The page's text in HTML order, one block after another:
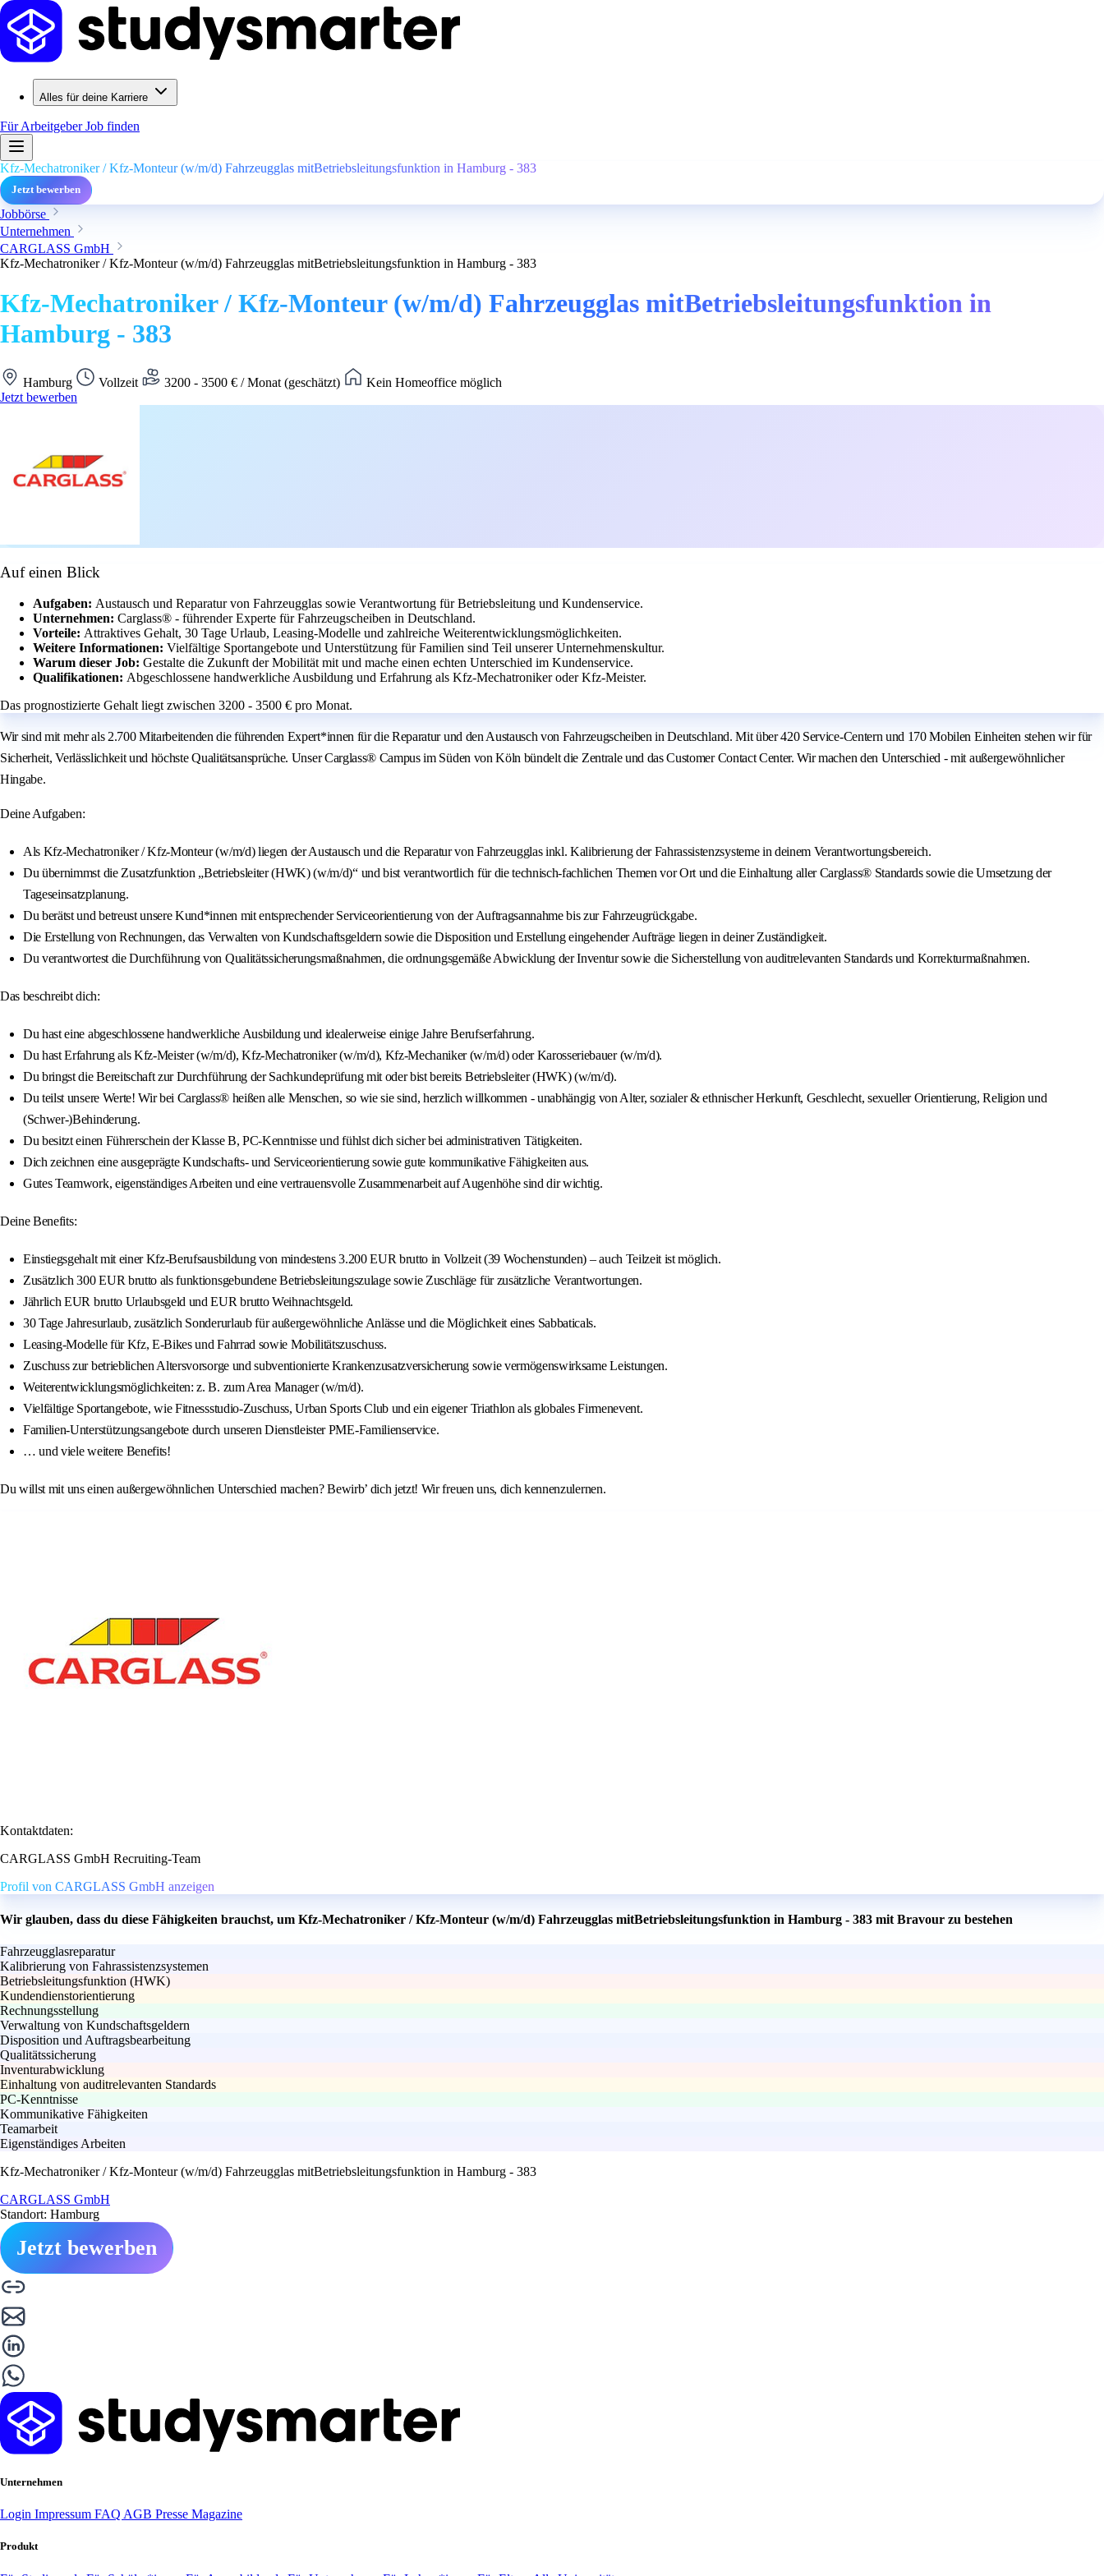
Alles für deine Karriere
Für ArbeitgeberJob finden
Kfz-Mechatroniker / Kfz-Monteur (w/m/d) Fahrzeugglas mitBetriebsleitungsfunktion in Hamburg - 383
Jetzt bewerben
Jobbörse
Unternehmen
CARGLASS GmbH
Kfz-Mechatroniker / Kfz-Monteur (w/m/d) Fahrzeugglas mitBetriebsleitungsfunktion in Hamburg - 383
Kfz-Mechatroniker / Kfz-Monteur (w/m/d) Fahrzeugglas mitBetriebsleitungsfunktion in
Hamburg - 383
Hamburg Vollzeit 3200 - 3500 € / Monat (geschätzt)
Kein Homeoffice möglich
Jetzt bewerben
Auf einen Blick
Aufgaben: Austausch und Reparatur von Fahrzeugglas sowie Verantwortung für Betriebsleitung und Kundenservice.
Unternehmen: Carglass® - führender Experte für Fahrzeugscheiben in Deutschland.
Vorteile: Attraktives Gehalt, 30 Tage Urlaub, Leasing-Modelle und zahlreiche Weiterentwicklungsmöglichkeiten.
Weitere Informationen: Vielfältige Sportangebote und Unterstützung für Familien sind Teil unserer Unternehmenskultur.
Warum dieser Job: Gestalte die Zukunft der Mobilität mit und mache einen echten Unterschied im Kundenservice.
Qualifikationen: Abgeschlossene handwerkliche Ausbildung und Erfahrung als Kfz-Mechatroniker oder Kfz-Meister.
Das prognostizierte Gehalt liegt zwischen 3200 - 3500 € pro Monat.
Wir sind mit mehr als 2.700 Mitarbeitenden die führenden Expert*innen für die Reparatur und den Austausch von Fahrzeugscheiben in Deutschland. Mit über 420 Service-Centern und 170 Mobilen Einheiten stehen wir für
Sicherheit, Verlässlichkeit und höchste Qualitätsansprüche. Unser Carglass® Campus im Süden von Köln bündelt die Zentrale und das Customer Contact Center. Wir machen den Unterschied - mit außergewöhnlicher
Hingabe.
Deine Aufgaben:
Als Kfz-Mechatroniker / Kfz-Monteur (w/m/d) liegen der Austausch und die Reparatur von Fahrzeugglas inkl. Kalibrierung der Fahrassistenzsysteme in deinem Verantwortungsbereich.
Du übernimmst die Zusatzfunktion „Betriebsleiter (HWK) (w/m/d)“ und bist verantwortlich für die technisch-fachlichen Themen vor Ort und die Einhaltung aller Carglass® Standards sowie die Umsetzung der
Tageseinsatzplanung.
Du berätst und betreust unsere Kund*innen mit entsprechender Serviceorientierung von der Auftragsannahme bis zur Fahrzeugrückgabe.
Die Erstellung von Rechnungen, das Verwalten von Kundschaftsgeldern sowie die Disposition und Erstellung eingehender Aufträge liegen in deiner Zuständigkeit.
Du verantwortest die Durchführung von Qualitätssicherungsmaßnahmen, die ordnungsgemäße Abwicklung der Inventur sowie die Sicherstellung von auditrelevanten Standards und Korrekturmaßnahmen.
Das beschreibt dich:
Du hast eine abgeschlossene handwerkliche Ausbildung und idealerweise einige Jahre Berufserfahrung.
Du hast Erfahrung als Kfz-Meister (w/m/d), Kfz-Mechatroniker (w/m/d), Kfz-Mechaniker (w/m/d) oder Karosseriebauer (w/m/d).
Du bringst die Bereitschaft zur Durchführung der Sachkundeprüfung mit oder bist bereits Betriebsleiter (HWK) (w/m/d).
Du teilst unsere Werte! Wir bei Carglass® heißen alle Menschen, so wie sie sind, herzlich willkommen - unabhängig von Alter, sozialer & ethnischer Herkunft, Geschlecht, sexueller Orientierung, Religion und
(Schwer-)Behinderung.
Du besitzt einen Führerschein der Klasse B, PC-Kenntnisse und fühlst dich sicher bei administrativen Tätigkeiten.
Dich zeichnen eine ausgeprägte Kundschafts- und Serviceorientierung sowie gute kommunikative Fähigkeiten aus.
Gutes Teamwork, eigenständiges Arbeiten und eine vertrauensvolle Zusammenarbeit auf Augenhöhe sind dir wichtig.
Deine Benefits:
Einstiegsgehalt mit einer Kfz-Berufsausbildung von mindestens 3.200 EUR brutto in Vollzeit (39 Wochenstunden) – auch Teilzeit ist möglich.
Zusätzlich 300 EUR brutto als funktionsgebundene Betriebsleitungszulage sowie Zuschläge für zusätzliche Verantwortungen.
Jährlich EUR brutto Urlaubsgeld und EUR brutto Weihnachtsgeld.
30 Tage Jahresurlaub, zusätzlich Sonderurlaub für außergewöhnliche Anlässe und die Möglichkeit eines Sabbaticals.
Leasing-Modelle für Kfz, E-Bikes und Fahrrad sowie Mobilitätszuschuss.
Zuschuss zur betrieblichen Altersvorsorge und subventionierte Krankenzusatzversicherung sowie vermögenswirksame Leistungen.
Weiterentwicklungsmöglichkeiten: z. B. zum Area Manager (w/m/d).
Vielfältige Sportangebote, wie Fitnessstudio-Zuschuss, Urban Sports Club und ein eigener Triathlon als globales Firmenevent.
Familien-Unterstützungsangebote durch unseren Dienstleister PME-Familienservice.
… und viele weitere Benefits!
Du willst mit uns einen außergewöhnlichen Unterschied machen? Bewirb’ dich jetzt! Wir freuen uns, dich kennenzulernen.
Kontaktdaten:
CARGLASS GmbH Recruiting-Team
Profil von CARGLASS GmbH anzeigen
Wir glauben, dass du diese Fähigkeiten brauchst, um Kfz-Mechatroniker / Kfz-Monteur (w/m/d) Fahrzeugglas mitBetriebsleitungsfunktion in Hamburg - 383 mit Bravour zu bestehen
Fahrzeugglasreparatur
Kalibrierung von Fahrassistenzsystemen
Betriebsleitungsfunktion (HWK)
Kundendienstorientierung
Rechnungsstellung
Verwaltung von Kundschaftsgeldern
Disposition und Auftragsbearbeitung
Qualitätssicherung
Inventurabwicklung
Einhaltung von auditrelevanten Standards
PC-Kenntnisse
Kommunikative Fähigkeiten
Teamarbeit
Eigenständiges Arbeiten
Kfz-Mechatroniker / Kfz-Monteur (w/m/d) Fahrzeugglas mitBetriebsleitungsfunktion in Hamburg - 383
CARGLASS GmbH
Standort: Hamburg
Jetzt bewerben
Unternehmen
Login Impressum FAQ AGB Presse Magazine
Produkt